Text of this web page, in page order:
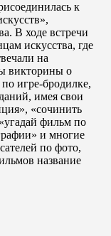
к
В ходе встречи
искусства, где
на
викторины о
игре-бродилке,
имея свои
«сочинить
фильм по
и многие
по фото,
название